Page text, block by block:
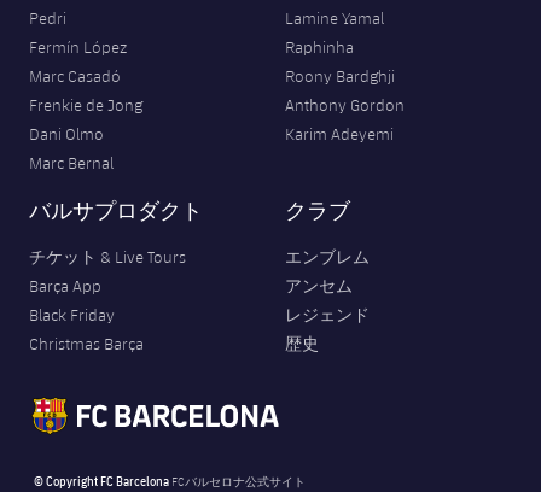
Pedri
Fermín López
Marc Casadó
Frenkie de Jong
Dani Olmo
Marc Bernal
Lamine Yamal
Raphinha
Roony Bardghji
Anthony Gordon
Karim Adeyemi
バルサプロダクト
チケット & Live Tours
Barça App
Black Friday
Christmas Barça
クラブ
エンブレム
アンセム
レジェンド
歴史
© Copyright FC Barcelona FCバルセロナ公式サイト